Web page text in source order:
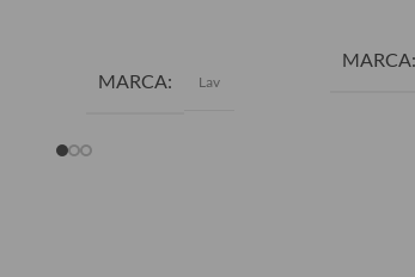
MARCA Lav
MARCA